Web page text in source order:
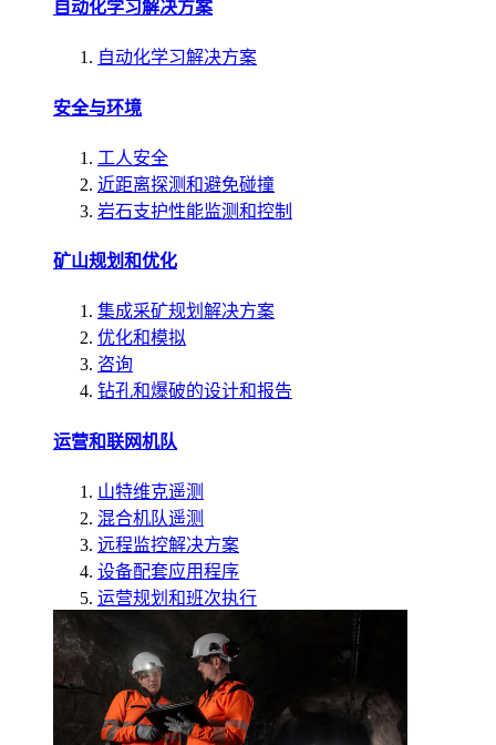
自动化学习解决方案
自动化学习解决方案
安全与环境
工人安全
近距离探测和避免碰撞
岩石支护性能监测和控制
矿山规划和优化
集成采矿规划解决方案
优化和模拟
咨询
钻孔和爆破的设计和报告
运营和联网机队
山特维克遥测
混合机队遥测
远程监控解决方案
设备配套应用程序
运营规划和班次执行